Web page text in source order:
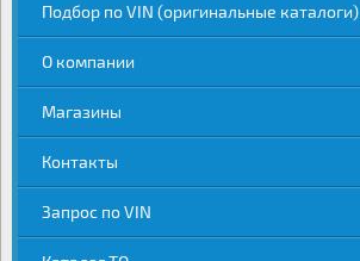
Подбор по VIN (оригинальные каталоги)
О компании
Магазины
Контакты
Запрос по VIN